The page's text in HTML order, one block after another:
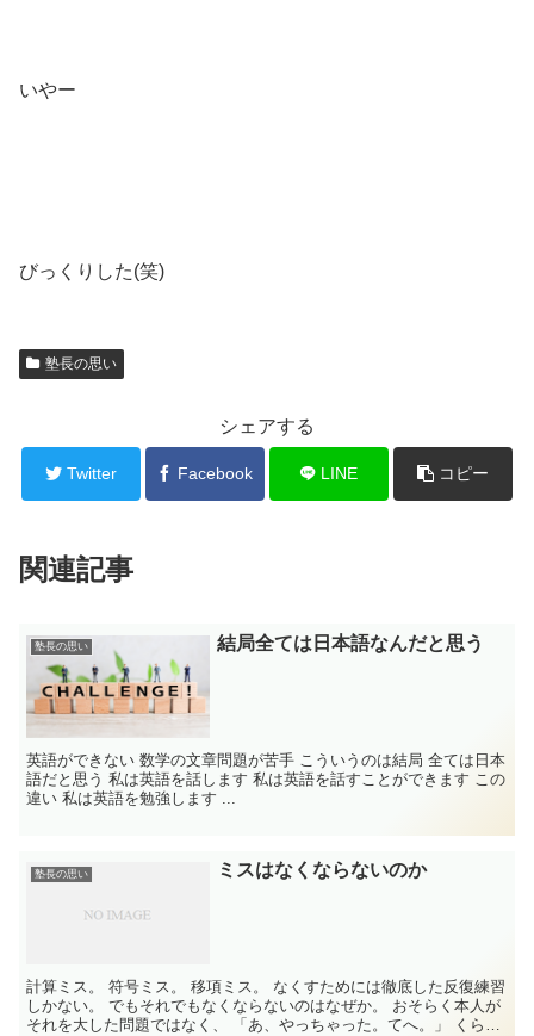
いやー
びっくりした(笑)
塾長の思い
シェアする
Twitter Facebook LINE コピー
関連記事
塾長の思い 結局全ては日本語なんだと思う
英語ができない 数学の文章問題が苦手 こういうのは結局 全ては日本
語だと思う 私は英語を話します 私は英語を話すことができます この
違い 私は英語を勉強します ...
塾長の思い ミスはなくならないのか
計算ミス。 符号ミス。 移項ミス。 なくすためには徹底した反復練習
しかない。 でもそれでもなくならないのはなぜか。 おそらく本人が
それを大した問題ではなく、 「あ、やっちゃった。てへ。」 くらい